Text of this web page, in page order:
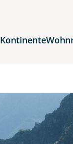
Kontinente